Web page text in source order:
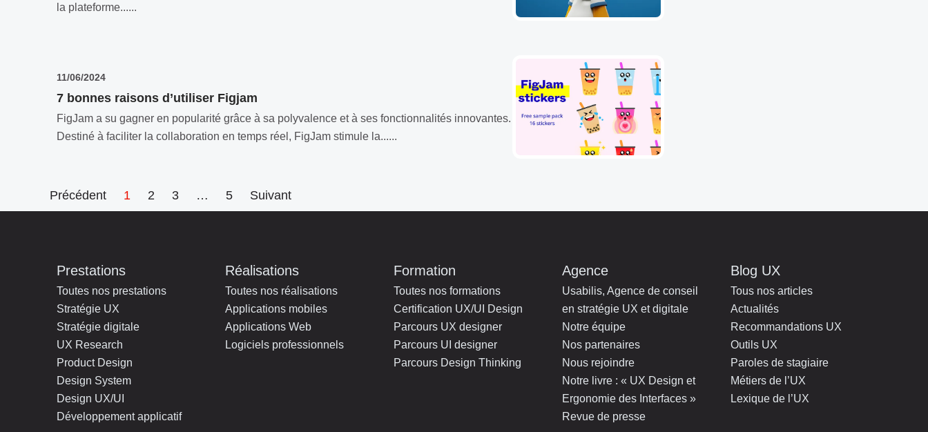
la plateforme......
11/06/2024
7 bonnes raisons d’utiliser Figjam
FigJam a su gagner en popularité grâce à sa polyvalence et à ses fonctionnalités innovantes.
Destiné à faciliter la collaboration en temps réel, FigJam stimule la......
Précédent 1 2 3 … 5 Suivant
Prestations
Toutes nos prestations
Stratégie UX
Stratégie digitale
UX Research
Product Design
Design System
Design UX/UI
Développement applicatif
Réalisations
Toutes nos réalisations
Applications mobiles
Applications Web
Logiciels professionnels
Formation
Toutes nos formations
Certification UX/UI Design
Parcours UX designer
Parcours UI designer
Parcours Design Thinking
Agence
Usabilis, Agence de conseil
en stratégie UX et digitale
Notre équipe
Nos partenaires
Nous rejoindre
Notre livre : « UX Design et
Ergonomie des Interfaces »
Revue de presse
Blog UX
Tous nos articles
Actualités
Recommandations UX
Outils UX
Paroles de stagiaire
Métiers de l’UX
Lexique de l’UX